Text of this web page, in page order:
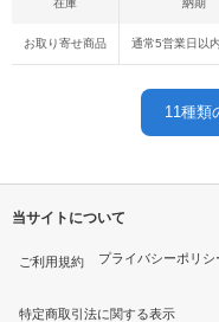
在庫 納期
お取り寄せ商品 通常5営業日以
11種類
当サイトについて
ご利用規約 プライバシーポリシ
特定商取引法に関する表示